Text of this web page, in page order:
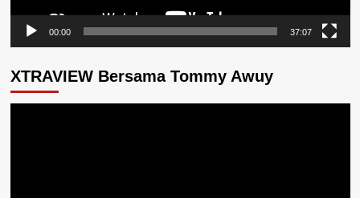
00:00 37:07
XTRAVIEW Bersama Tommy Awuy